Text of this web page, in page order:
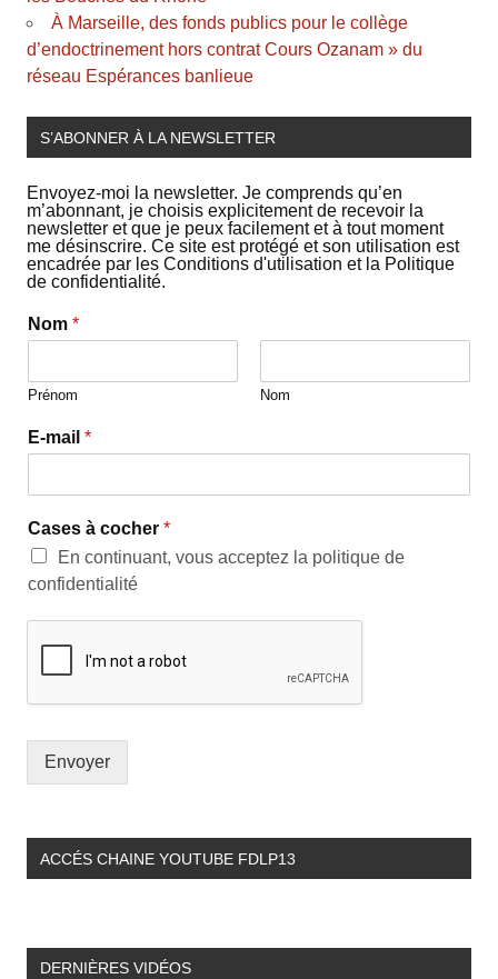
À Marseille, des fonds publics pour le collège
d’endoctrinement hors contrat Cours Ozanam » du
réseau Espérances banlieue
S’ABONNER À LA NEWSLETTER
Envoyez-moi la newsletter. Je comprends qu’en
m’abonnant, je choisis explicitement de recevoir la
newsletter et que je peux facilement et à tout moment
me désinscrire. Ce site est protégé et son utilisation est
encadrée par les Conditions d'utilisation et la Politique
de confidentialité.
Nom *
Prénom Nom
E-mail *
Cases à cocher *
En continuant, vous acceptez la politique de
confidentialité
Envoyer
ACCÉS CHAINE YOUTUBE FDLP13
DERNIÈRES VIDÉOS